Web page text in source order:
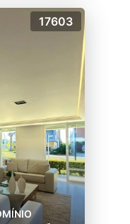
17603